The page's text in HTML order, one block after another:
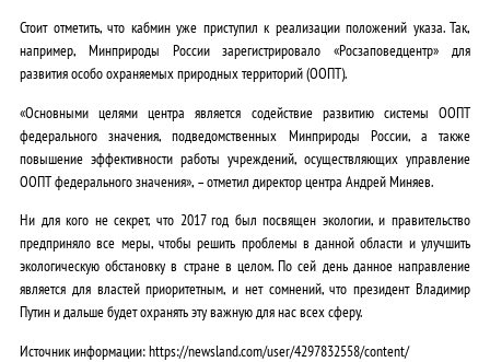
Стоит отметить, что кабмин уже приступил к реализации положений указа. Так,
например, Минприроды России зарегистрировало «Росзаповедцентр» для
развития особо охраняемых природных территорий (ООПТ).
«Основными целями центра является содействие развитию системы ООПТ
федерального значения, подведомственных Минприроды России, а также
повышение эффективности работы учреждений, осуществляющих управление
ООПТ федерального значения», – отметил директор центра Андрей Миняев.
Ни для кого не секрет, что 2017 год был посвящен экологии, и правительство
предприняло все меры, чтобы решить проблемы в данной области и улучшить
экологическую обстановку в стране в целом. По сей день данное направление
является для властей приоритетным, и нет сомнений, что президент Владимир
Путин и дальше будет охранять эту важную для нас всех сферу.
Источник информации: https://newsland.com/user/4297832558/content/